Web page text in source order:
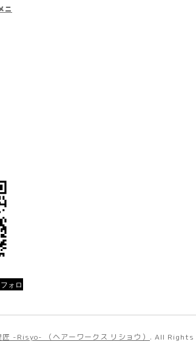
ニ
-Risyo- （ヘアーワークス リショウ） . All Rights